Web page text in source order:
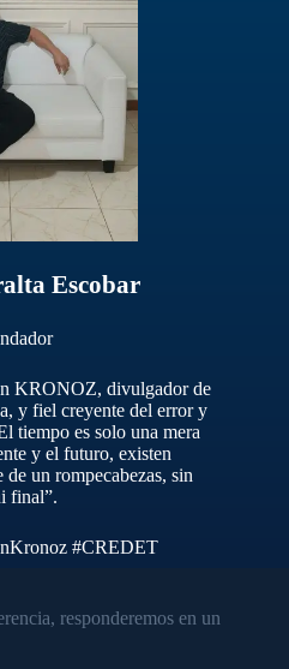
Escobar
KRONOZ, divulgador de
y fiel creyente del error y
tiempo es solo una mera
y el futuro, existen
un rompecabezas, sin
final”.
#CREDET
responderemos en un